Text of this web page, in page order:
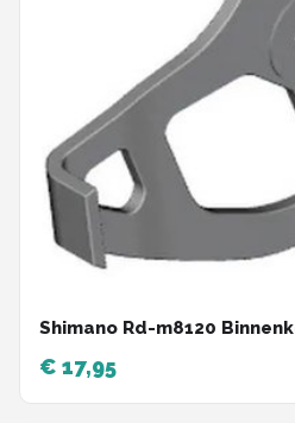
Shimano Rd-m8120
€ 17,95